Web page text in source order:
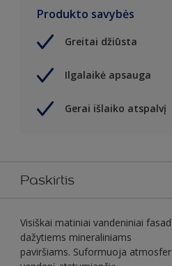
Produkto savybės
Greitai džiūsta
Ilgalaikė apsauga
Gerai išlaiko atspalvį
Paskirtis
Visiškai matiniai vandeniniai
dažytiems mineraliniams
paviršiams. Suformuoja